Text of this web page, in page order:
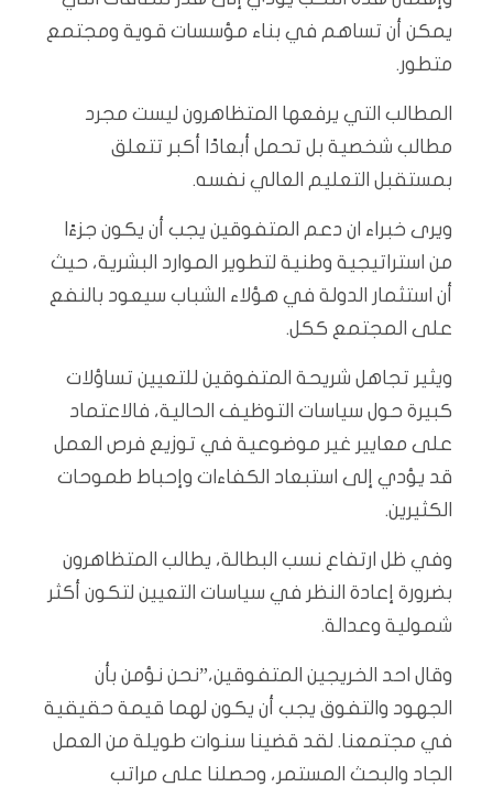
يمكن أن تساهم في بناء مؤسسات قوية ومجتمع
متطور.
المطالب التي يرفعها المتظاهرون ليست مجرد
مطالب شخصية بل تحمل أبعادًا أكبر تتعلق
بمستقبل التعليم العالي نفسه.
ويرى خبراء ان دعم المتفوقين يجب أن يكون جزءًا
من استراتيجية وطنية لتطوير الموارد البشرية، حيث
أن استثمار الدولة في هؤلاء الشباب سيعود بالنفع
على المجتمع ككل.
ويثير تجاهل شريحة المتفوقين للتعيين تساؤلات
كبيرة حول سياسات التوظيف الحالية، فالاعتماد
على معايير غير موضوعية في توزيع فرص العمل
قد يؤدي إلى استبعاد الكفاءات وإحباط طموحات
الكثيرين.
وفي ظل ارتفاع نسب البطالة، يطالب المتظاهرون
بضرورة إعادة النظر في سياسات التعيين لتكون أكثر
شمولية وعدالة.
وقال احد الخريجين المتفوقين،”نحن نؤمن بأن
الجهود والتفوق يجب أن يكون لهما قيمة حقيقية
في مجتمعنا. لقد قضينا سنوات طويلة من العمل
الجاد والبحث المستمر، وحصلنا على مراتب